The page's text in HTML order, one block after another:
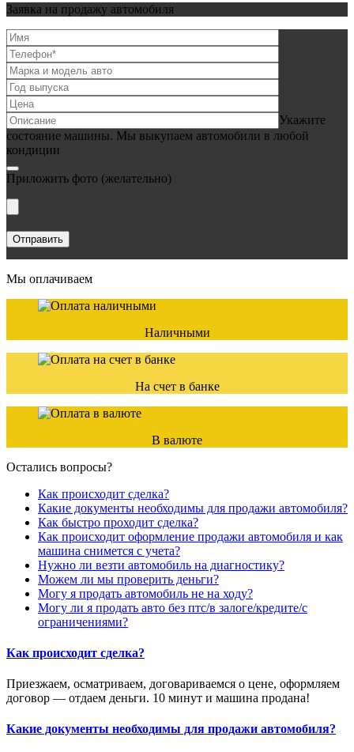
Заявка на продажу автомобиля
Укажите
состояние машины. Мы выкупаем автомобили в любой
кондиции
Приложить фото (желательно)
Мы оплачиваем
Наличными
На счет в банке
В валюте
Остались вопросы?
Как происходит сделка?
Какие документы необходимы для продажи автомобиля?
Как быстро проходит сделка?
Как происходит оформление продажи автомобиля и как
машина снимется с учета?
Нужно ли везти автомобиль на диагностику?
Можем ли мы проверить деньги?
Могу я продать автомобиль не на ходу?
Могу ли я продать авто без птс/в залоге/кредите/с
ограничениями?
Как происходит сделка?
Приезжаем, осматриваем, договариваемся о цене, оформляем
договор — отдаем деньги. 10 минут и машина продана!
Какие документы необходимы для продажи автомобиля?